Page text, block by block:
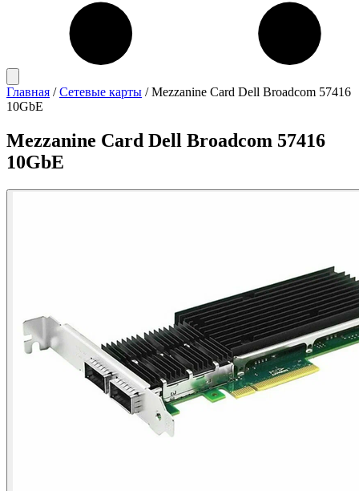
Главная / Сетевые карты / Mezzanine Card Dell Broadcom 57416
10GbE
Mezzanine Card Dell Broadcom 57416
10GbE